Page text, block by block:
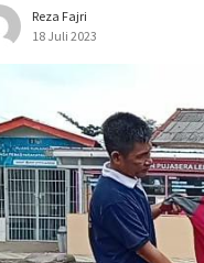
Reza Fajri
18 Juli 2023